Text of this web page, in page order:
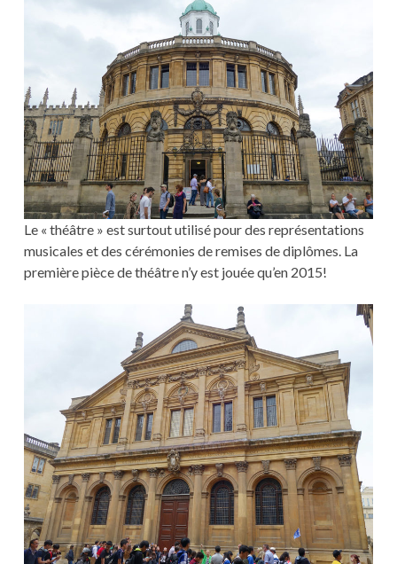
Le « théâtre » est surtout utilisé pour des représentations
musicales et des cérémonies de remises de diplômes. La
première pièce de théâtre n’y est jouée qu’en 2015!